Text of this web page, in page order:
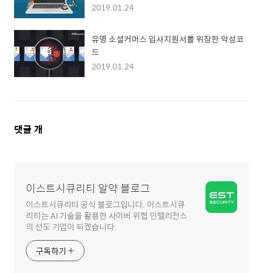
2019.01.24
유명 소셜커머스 입사지원서를 위장한 악성코
드
2019.01.24
댓
댓글 개
이스트시큐리티 알약 블로그
이스트시큐리티 공식 블로그입니다. 이스트시큐
리티는 AI 기술을 활용한 사이버 위협 인텔리전스
의 선도 기업이 되겠습니다.
구독하기